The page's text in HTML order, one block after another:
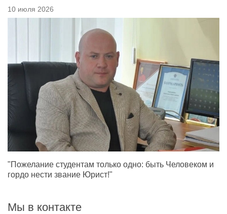
10 июля 2026
"Пожелание студентам только одно: быть Человеком и
гордо нести звание Юрист!"
Мы в контакте